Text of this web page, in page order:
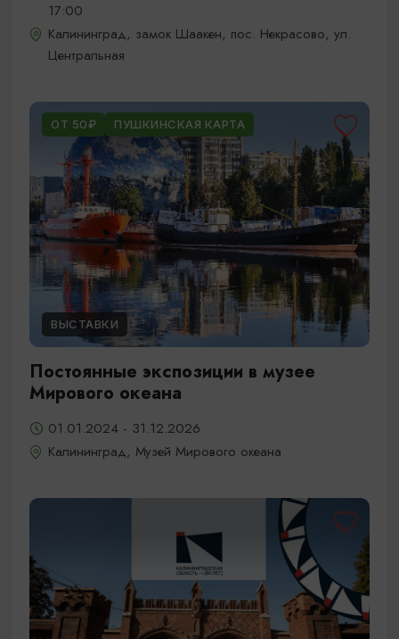
17:00
Калининград, замок Шаакен, пос. Некрасово, ул.
Центральная
ОТ 50₽ ПУШКИНСКАЯ КАРТА
ВЫСТАВКИ
Постоянные экспозиции в музее
Мирового океана
01.01.2024 - 31.12.2026
Калининград, Музей Мирового океана